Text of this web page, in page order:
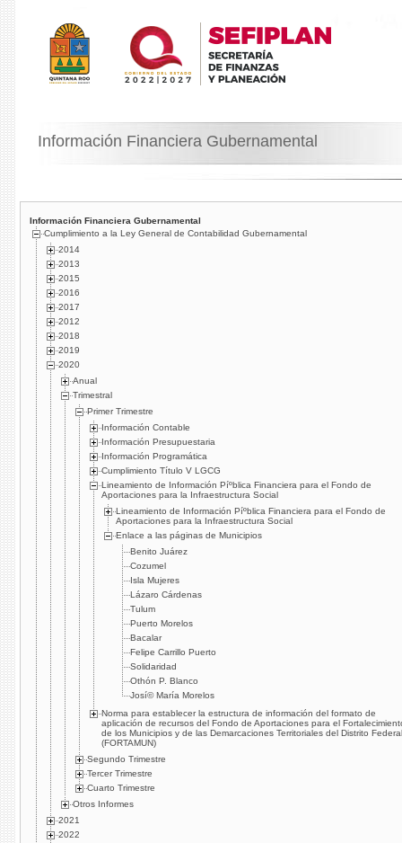
Información Financiera Gubernamental
Información Financiera Gubernamental
Cumplimiento a la Ley General de Contabilidad Gubernamental
2014
2013
2015
2016
2017
2012
2018
2019
2020
Anual
Trimestral
Primer Trimestre
Información Contable
Información Presupuestaria
Información Programática
Cumplimiento Tí­tulo V LGCG
Lineamiento de Información Píºblica Financiera para el Fondo de
Aportaciones para la Infraestructura Social
Lineamiento de Información Píºblica Financiera para el Fondo de
Aportaciones para la Infraestructura Social
Enlace a las páginas de Municipios
Benito Juárez
Cozumel
Isla Mujeres
Lázaro Cárdenas
Tulum
Puerto Morelos
Bacalar
Felipe Carrillo Puerto
Solidaridad
Othón P. Blanco
Josí© Marí­a Morelos
Norma para establecer la estructura de información del formato de
aplicación de recursos del Fondo de Aportaciones para el
de los Municipios y de las Demarcaciones Territoriales del Distrito Federal
(FORTAMUN)
Segundo Trimestre
Tercer Trimestre
Cuarto Trimestre
Otros Informes
2021
2022